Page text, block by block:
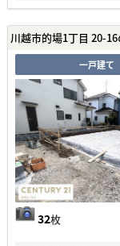
川越市的場1丁目 20-
一戸建て
32枚